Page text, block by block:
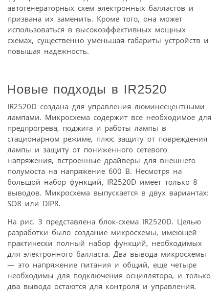
автогенераторных схем электронных балластов и
призвана их заменить. Кроме того, она может
использоваться в высокоэффективных мощных
схемах, существенно уменьшая габариты устройств и
повышая надежность.
Новые подходы в IR2520
IR2520D создана для управления люминесцентными
лампами. Микросхема содержит все необходимое для
предпрогрева, поджига и работы лампы в
стационарном режиме, плюс защиту от повреждения
лампы и защиту от пониженного сетевого
напряжения, встроенные драйверы для внешнего
полумоста на напряжение 600 В. Несмотря на
большой набор функций, IR2520D имеет только 8
выводов. Микросхема выпускается в двух вариантах:
SO8 или DIP8.
На рис. 3 представлена блок-схема IR2520D. Целью
разработки было создание микросхемы, имеющей
практически полный набор функций, необходимых
для электронного балласта. Два вывода микросхемы
— это напряжение питания и общий, еще четыре
необходимы для подключения осциллятора, и только
два вывода остаются для контроля и управления.